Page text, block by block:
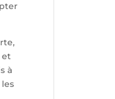
et
à